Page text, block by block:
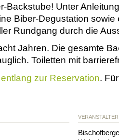
Backstube! Unter
Biber-Degustation
Rundgang durch die
Jahren. Die gesamte
Toiletten mit
zur Reservation.
VERANSTALTER